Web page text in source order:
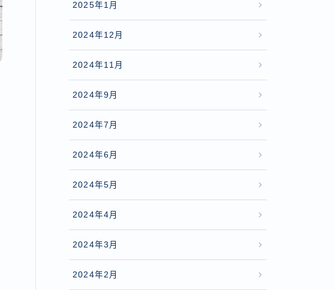
2025年1月
2024年12月
2024年11月
2024年9月
2024年7月
2024年6月
2024年5月
2024年4月
2024年3月
2024年2月